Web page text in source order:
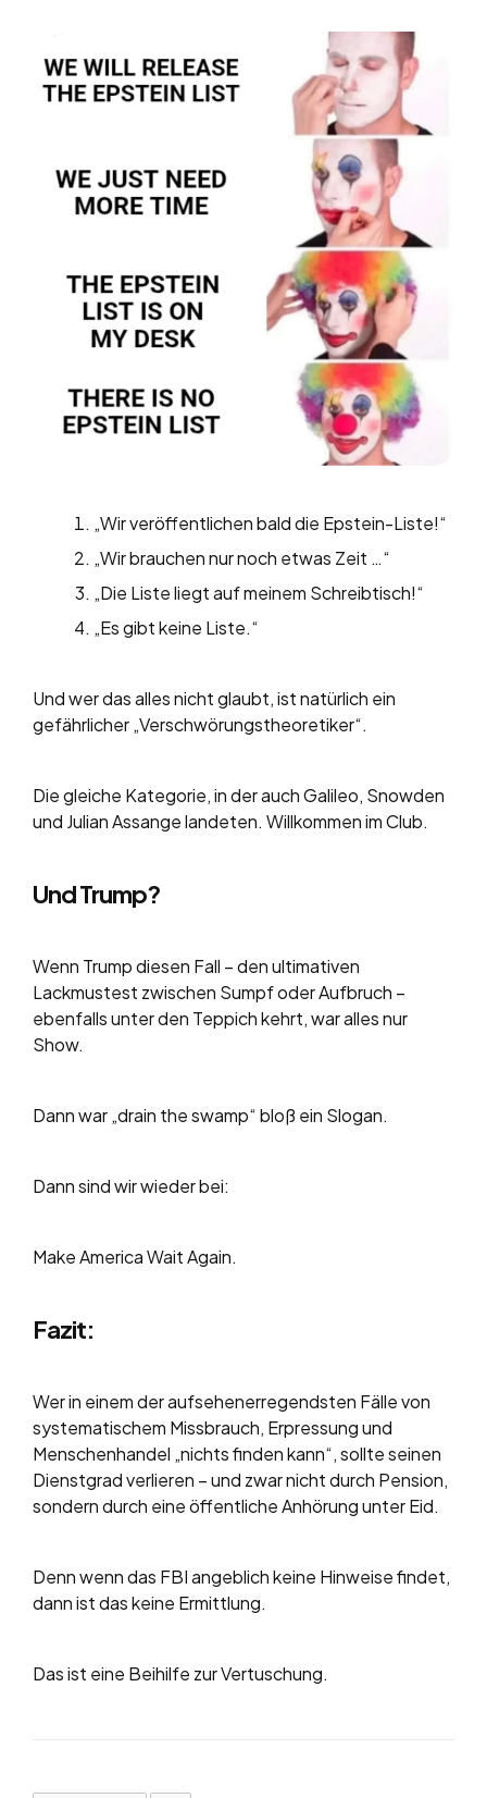
„Wir veröffentlichen bald die Epstein-Liste!“
„Wir brauchen nur noch etwas Zeit …“
„Die Liste liegt auf meinem Schreibtisch!“
„Es gibt keine Liste.“
Und wer das alles nicht glaubt, ist natürlich ein
gefährlicher „Verschwörungstheoretiker“.
Die gleiche Kategorie, in der auch Galileo, Snowden
und Julian Assange landeten. Willkommen im Club.
Und Trump?
Wenn Trump diesen Fall – den ultimativen
Lackmustest zwischen Sumpf oder Aufbruch –
ebenfalls unter den Teppich kehrt, war alles nur
Show.
Dann war „drain the swamp“ bloß ein Slogan.
Dann sind wir wieder bei:
Make America Wait Again.
Fazit:
Wer in einem der aufsehenerregendsten Fälle von
systematischem Missbrauch, Erpressung und
Menschenhandel „nichts finden kann“, sollte seinen
Dienstgrad verlieren – und zwar nicht durch Pension,
sondern durch eine öffentliche Anhörung unter Eid.
Denn wenn das FBI angeblich keine Hinweise findet,
dann ist das keine Ermittlung.
Das ist eine Beihilfe zur Vertuschung.